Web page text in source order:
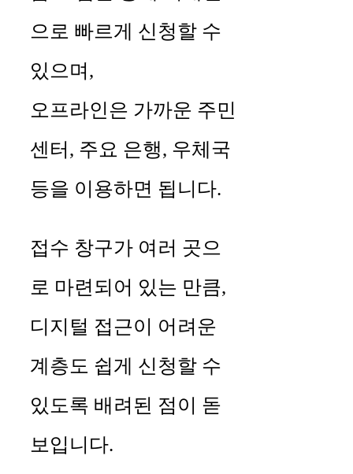
으로 빠르게 신청할 수
있으며,
오프라인은 가까운 주민
센터, 주요 은행, 우체국
등을 이용하면 됩니다.
접수 창구가 여러 곳으
로 마련되어 있는 만큼,
디지털 접근이 어려운
계층도 쉽게 신청할 수
있도록 배려된 점이 돋
보입니다.